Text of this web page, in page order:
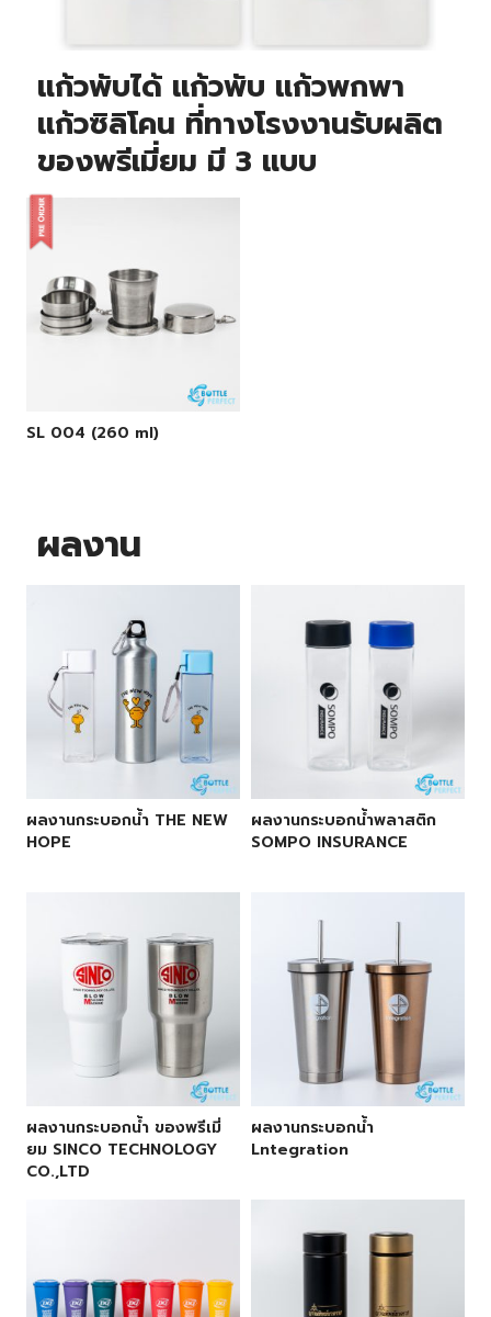
แก้วพับได้ แก้วพับ แก้วพกพา
แก้วซิลิโคน ที่ทางโรงงานรับผลิต
ของพรีเมี่ยม มี 3 แบบ
SL 004 (260 ml)
ผลงาน
ผลงานกระบอกน้ำ THE NEW
HOPE
ผลงานกระบอกน้ำพลาสติก
SOMPO INSURANCE
ผลงานกระบอกน้ำ ของพรีเมี่
ยม SINCO TECHNOLOGY
CO.,LTD
ผลงานกระบอกน้ำ
Lntegration